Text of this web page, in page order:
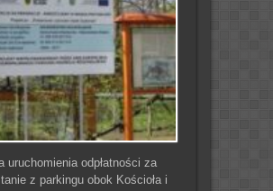
uruchomienia odpłatności za
z parkingu obok Kościoła i